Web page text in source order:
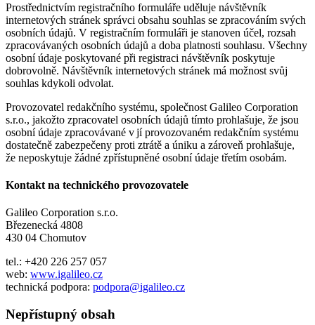
Prostřednictvím registračního formuláře uděluje návštěvník
internetových stránek správci obsahu souhlas se zpracováním svých
osobních údajů. V registračním formuláři je stanoven účel, rozsah
zpracovávaných osobních údajů a doba platnosti souhlasu. Všechny
osobní údaje poskytované při registraci návštěvník poskytuje
dobrovolně. Návštěvník internetových stránek má možnost svůj
souhlas kdykoli odvolat.
Provozovatel redakčního systému, společnost Galileo Corporation
s.r.o., jakožto zpracovatel osobních údajů tímto prohlašuje, že jsou
osobní údaje zpracovávané v jí provozovaném redakčním systému
dostatečně zabezpečeny proti ztrátě a úniku a zároveň prohlašuje,
že neposkytuje žádné zpřístupněné osobní údaje třetím osobám.
Kontakt na technického provozovatele
Galileo Corporation s.r.o.
Březenecká 4808
430 04 Chomutov
tel.: +420 226 257 057
web: www.igalileo.cz
technická podpora: podpora@igalileo.cz
Nepřístupný obsah